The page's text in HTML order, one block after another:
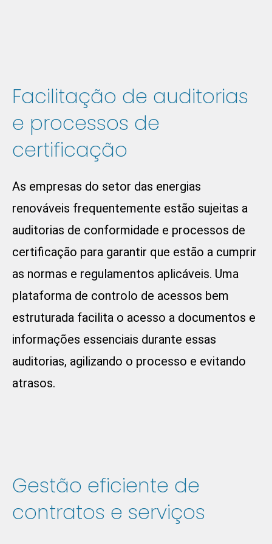
Facilitação de auditorias
e processos de
certificação
As empresas do setor das energias
renováveis frequentemente estão sujeitas a
auditorias de conformidade e processos de
certificação para garantir que estão a cumprir
as normas e regulamentos aplicáveis. Uma
plataforma de controlo de acessos bem
estruturada facilita o acesso a documentos e
informações essenciais durante essas
auditorias, agilizando o processo e evitando
atrasos.
Gestão eficiente de
contratos e serviços